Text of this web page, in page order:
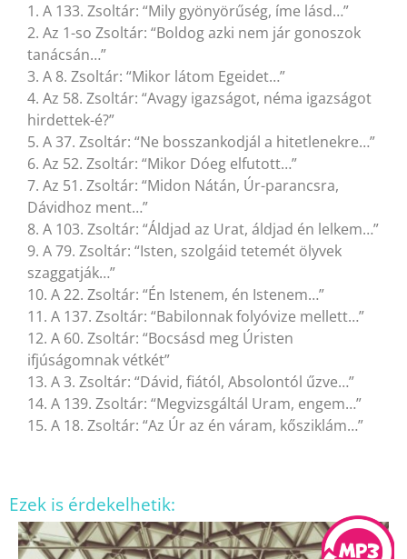
1. A 133. Zsoltár: “Mily gyönyörűség, íme lásd…”
2. Az 1-so Zsoltár: “Boldog azki nem jár gonoszok
tanácsán…”
3. A 8. Zsoltár: “Mikor látom Egeidet…”
4. Az 58. Zsoltár: “Avagy igazságot, néma igazságot
hirdettek-é?”
5. A 37. Zsoltár: “Ne bosszankodjál a hitetlenekre…”
6. Az 52. Zsoltár: “Mikor Dóeg elfutott…”
7. Az 51. Zsoltár: “Midon Nátán, Úr-parancsra,
Dávidhoz ment…”
8. A 103. Zsoltár: “Áldjad az Urat, áldjad én lelkem…”
9. A 79. Zsoltár: “Isten, szolgáid tetemét ölyvek
szaggatják…”
10. A 22. Zsoltár: “Én Istenem, én Istenem…”
11. A 137. Zsoltár: “Babilonnak folyóvize mellett…”
12. A 60. Zsoltár: “Bocsásd meg Úristen
ifjúságomnak vétkét”
13. A 3. Zsoltár: “Dávid, fiától, Absolontól űzve…”
14. A 139. Zsoltár: “Megvizsgáltál Uram, engem…”
15. A 18. Zsoltár: “Az Úr az én váram, kősziklám…”
Ezek is érdekelhetik: